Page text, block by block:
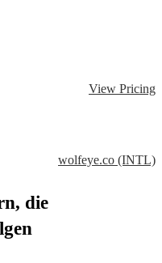
View Pricing
wolfeye.co (INTL)
die